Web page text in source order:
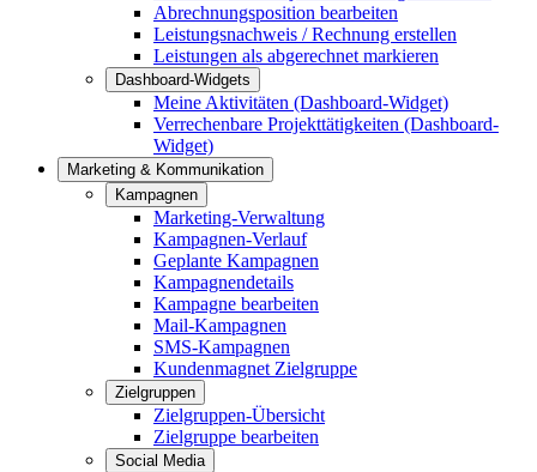
Abrechnungsposition bearbeiten
Leistungsnachweis / Rechnung erstellen
Leistungen als abgerechnet markieren
Dashboard-Widgets
Meine Aktivitäten (Dashboard-Widget)
Verrechenbare Projekttätigkeiten (Dashboard-
Widget)
Marketing & Kommunikation
Kampagnen
Marketing-Verwaltung
Kampagnen-Verlauf
Geplante Kampagnen
Kampagnendetails
Kampagne bearbeiten
Mail-Kampagnen
SMS-Kampagnen
Kundenmagnet Zielgruppe
Zielgruppen
Zielgruppen-Übersicht
Zielgruppe bearbeiten
Social Media